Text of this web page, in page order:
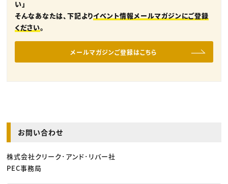
い」
そんなあなたは、下記よりイベント情報メールマガジンにご登録
ください。
メールマガジンご登録はこちら
お問い合わせ
株式会社クリーク･アンド･リバー社
PEC事務局